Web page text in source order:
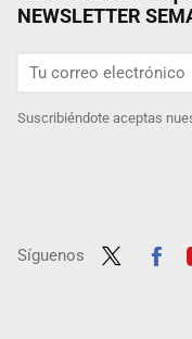
NEWSLETTER
Suscribiéndote aceptas
Síguenos